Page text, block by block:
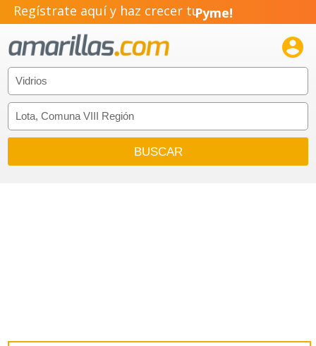
Regístrate aquí y haz crecer tuPyme!
Emprendimiento!
